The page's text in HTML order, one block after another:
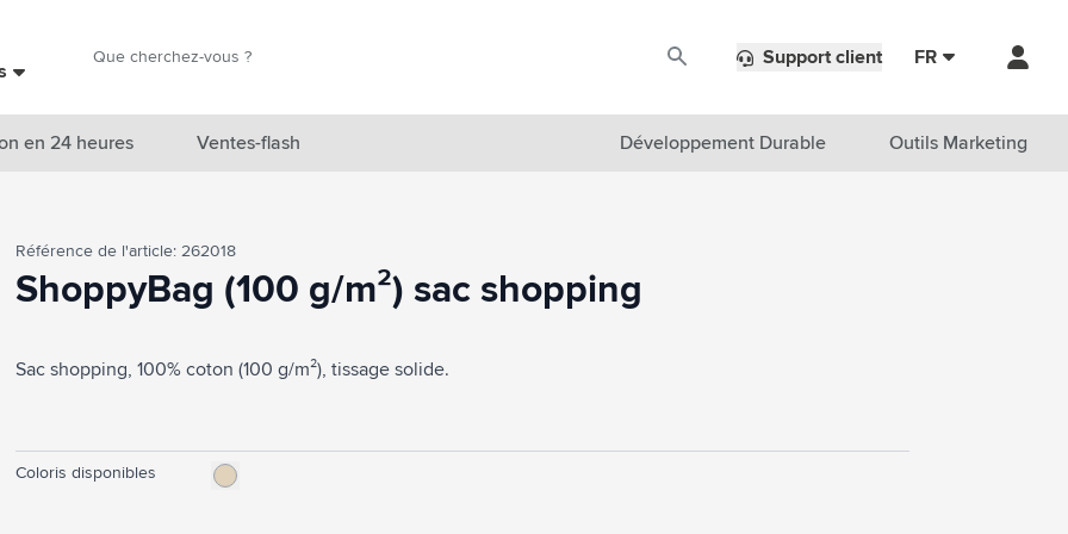
Marques
Thèmes
Accessoires boissons
Sacs & Voyage
Cuisiner & Vivre
Produits de soin
Support client FR
en 24 heures Ventes-flash Développement Durable Outils Marketing
Référence de l'article: 262018
ShoppyBag (100 g/m²) sac shopping
Sac shopping, 100% coton (100 g/m²), tissage solide.
Coloris disponibles